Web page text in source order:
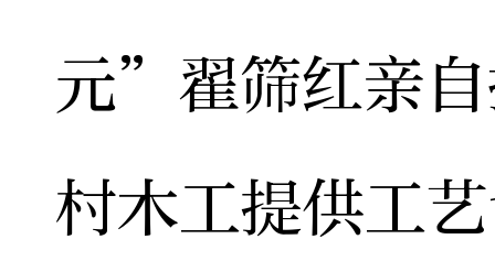
元”翟筛红亲
村木工提供工